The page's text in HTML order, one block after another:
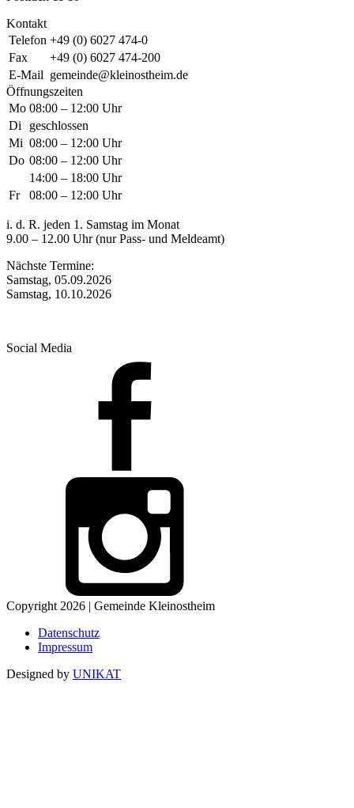
Kontakt
Telefon +49 (0) 6027 474-0
Fax
+49 (0) 6027 474-200
E-Mail gemeinde@kleinostheim.de
Öffnungszeiten
Mo 08:00 – 12:00 Uhr
Di
geschlossen
Mi 08:00 – 12:00 Uhr
Do 08:00 – 12:00 Uhr
14:00 – 18:00 Uhr
Fr
08:00 – 12:00 Uhr
i. d. R. jeden 1. Samstag im Monat
9.00 – 12.00 Uhr (nur Pass- und Meldeamt)
Nächste Termine:
Samstag, 05.09.2026
Samstag, 10.10.2026
Social Media
Copyright 2026 | Gemeinde Kleinostheim
Datenschutz
Impressum
Designed by UNIKAT